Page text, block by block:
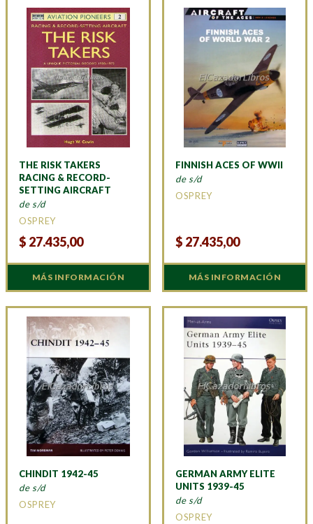
THE RISK TAKERS
RACING & RECORD-
SETTING AIRCRAFT
de s/d
OSPREY
$ 27.435,00
MÁS INFORMACIÓN
FINNISH ACES OF WWII
de s/d
OSPREY
$ 27.435,00
MÁS INFORMACIÓN
CHINDIT 1942-45
de s/d
OSPREY
GERMAN ARMY ELITE
UNITS 1939-45
de s/d
OSPREY